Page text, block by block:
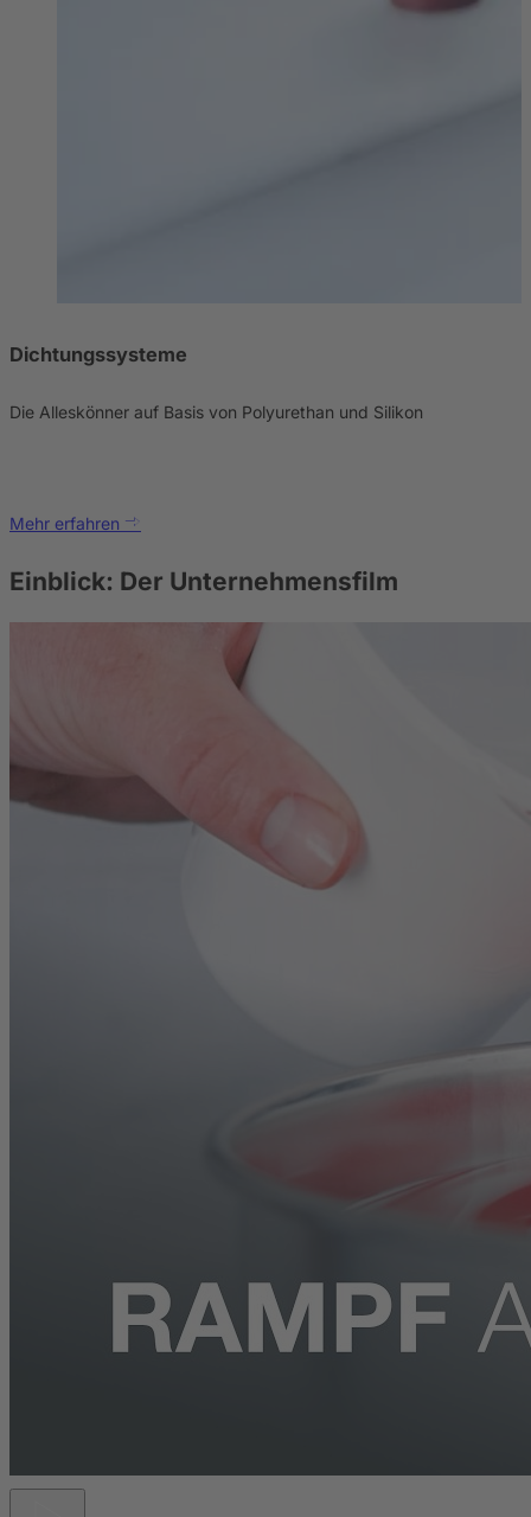
Dichtungssysteme
Die Alleskönner auf Basis von Polyurethan und Silikon
Mehr erfahren
Einblick: Der Unternehmensfilm